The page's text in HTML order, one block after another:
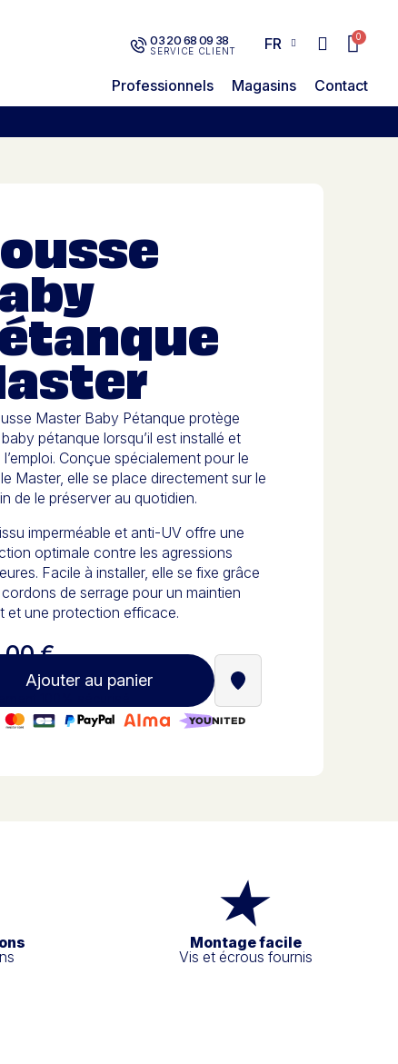
03 20 68 09 38
SERVICE CLIENT FR
Professionnels Magasins Contact
Master Baby Pétanque protège
pétanque lorsqu’il est installé et
l’emploi. Conçue spécialement pour le
Master, elle se place directement sur le
de le préserver au quotidien.
imperméable et anti-UV offre une
optimale contre les agressions
Facile à installer, elle se fixe grâce
de serrage pour un maintien
et une protection efficace.
€
Ajouter au panier Trouver un revendeur
100% sécurisé
Montage facile
Vis et écrous fournis